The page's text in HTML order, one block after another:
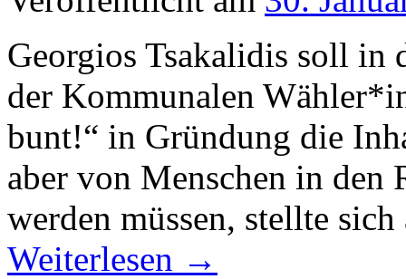
Georgios Tsakalidis soll in
der Kommunalen
bunt!“ in Gründung die
aber von Menschen in den
werden müssen, stellte
Weiterlesen →